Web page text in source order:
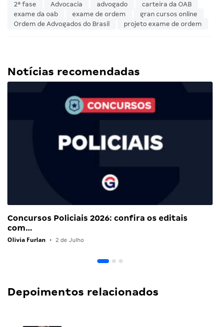
2ª fase Advocacia advogado
carteira da OAB
exame da oab
exame de ordem
gran cursos online
Ordem de Advogados do Brasil
projeto exame de ordem
Notícias recomendadas
Concursos Policiais 2026: confira os editais
com…
Olivia Furlan • 2 de Julho
Depoimentos relacionados